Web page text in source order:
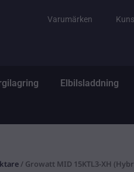
Varumärken
& Tillbehör Öppna Energilagring
Elbilsladdning
/ Growatt MID 15KTL3-XH